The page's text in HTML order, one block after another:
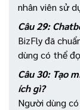
nhân viên sử
Câu 29:
BizFly đã
dùng có thể
Câu 30: Tạo
ích gì?
Người dùng